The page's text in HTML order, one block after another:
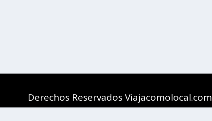
Derechos Reservados Viajacomolocal.com